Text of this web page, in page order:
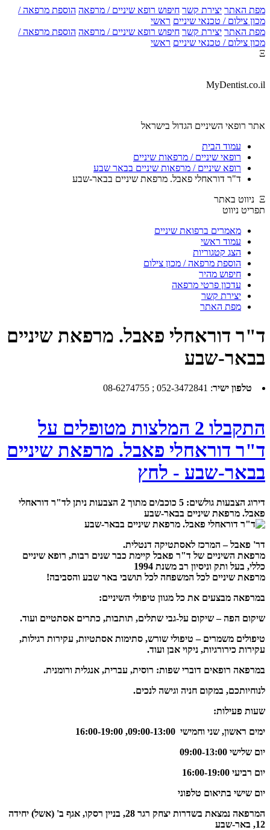
מפת האתר יצירת קשר חיפוש רופא שיניים / מרפאה הוספת מרפאה /
מכון צילום / טכנאי שיניים ראשי
מפת האתר יצירת קשר חיפוש רופא שיניים / מרפאה הוספת מרפאה /
מכון צילום / טכנאי שיניים ראשי
Ξ
MyDentist.co.il
אתר רופאי השיניים הגדול בישראל
עמוד הבית
רופאי שיניים / מרפאות שיניים
רופא שיניים / מרפאות שיניים בבאר שבע
ד"ר דוראחלי פאבל. מרפאת שיניים בבאר-שבע
Ξ ניווט באתר
תפריט ניווט
מאמרים ברפואת שיניים
עמוד ראשי
הצג קטגוריות
הוספת מרפאה / מכון צילום
חיפוש מהיר
עדכון פרטי מרפאה
יצירת קשר
מפת האתר
ד"ר דוראחלי פאבל. מרפאת שיניים
בבאר-שבע
טלפון ישיר:
052-3472841 ; 08-6274755
התקבלו 2 המלצות מטופלים על
ד"ר דוראחלי פאבל. מרפאת שיניים
בבאר-שבע - לחץ
דירוג הצבעות גולשים: 5 כוכב/ים מתוך 2 הצבעות ניתן לד"ר דוראחלי
פאבל. מרפאת שיניים בבאר-שבע
דר' פאבל – המרכז לאסתטיקה דנטלית​.
מרפאת השיניים של ד"ר פאבל קיימת כבר שנים רבות, רופא שיניים
כללי, בעל ותק וניסיון רב משנת 1994
מרפאת שיניים לכל המשפחה לכל תושבי באר שבע והסביבה!
במרפאה מבצעים את כל מגוון טיפולי השיניים:
שיקום הפה– שיקום על-גבי שתלים, תותבות, כתרים אסתטיים ועוד.
טיפולים משמרים– טיפולי שורש, סתימות אסתטיות, עקירות רגילות,
עקירות כירורגיות, ניקוי אבן ועוד.
במרפאה רופאים דוברי שפות: רוסית, עברית, אנגלית ורומנית.
לנוחיותכם, במקום חניה וגישה לנכים.
שעות פעילות:
ימים ראשון, שני וחמישי 09:00-13:00, 16:00-19:00
יום שלישי 09:00-13:00
יום רביעי 16:00-19:00
יום שישי בתיאום טלפוני
המרפאה נמצאת בשדרות יצחק רגר 28, בניין רסקו, אגף ב' (אשל) יחידה
12, באר-שבע